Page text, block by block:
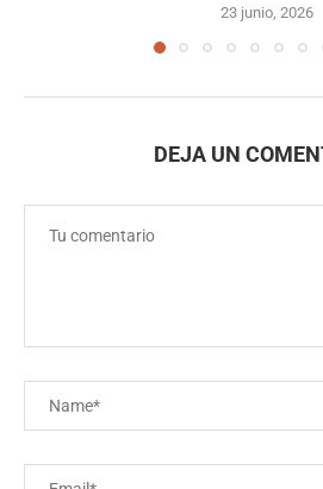
23 junio, 2026
DEJA UN